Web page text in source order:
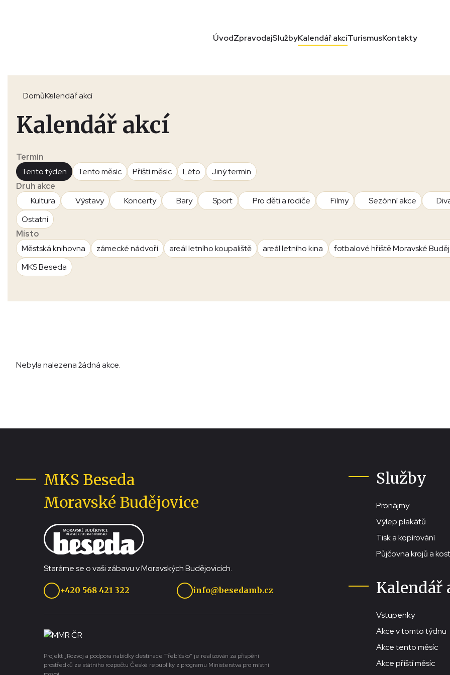
ÚvodZpravodajSlužbyKalendář akcíTurismusKontakty
DomůKalendář akcí
Kalendář akcí
Termín
Tento týden
Tento měsíc Příští měsíc Léto
Jiný termín
Druh akce
Kultura
Výstavy Koncerty Bary Sport Pro děti a rodiče Filmy Sezónní akce
Ostatní
Místo
Městská knihovna
zámecké nádvoří areál letního koupaliště areál letního kina
fotbalové hřiště Moravské
MKS Beseda
Nebyla nalezena žádná akce.
MKS Beseda
Moravské Budějovice
Staráme se o vaši zábavu v Moravských Budějovicích.
+420 568 421 322 info@besedamb.cz
Projekt „Rozvoj a podpora nabídky destinace Třebíčsko“ je realizován za přispění
prostředků ze státního rozpočtu České republiky z programu Ministerstva pro místní
Služby
Pronájmy
Výlep plakátů
Tisk a kopírování
Půjčovna krojů a
Kalendář
Vstupenky
Akce v tomto týdnu
Akce tento měsíc
Akce příští měsíc